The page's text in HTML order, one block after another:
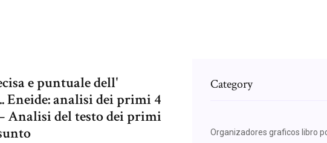
e puntuale dell'
Eneide: analisi dei primi 4
Analisi del testo dei primi
Category
Organizadores graficos libro